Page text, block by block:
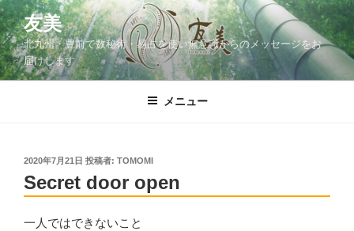
コ
ン
テ
ン
ツ
友美
北九州・豊前で数秘術・易占を使い無意識からのメッセージをお
届けします
メニュー
投
稿
日:
2020年7月21日 投稿者: TOMOMI
Secret door open
一人ではできないこと